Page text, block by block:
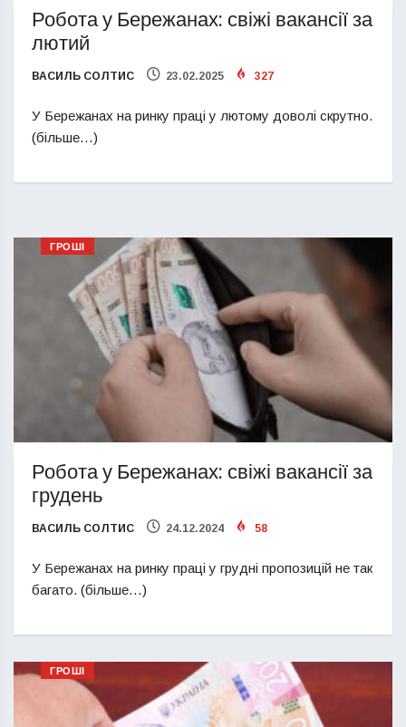
Робота у Бережанах: свіжі вакансії за
лютий
ВАСИЛЬ СОЛТИС 23.02.2025 327
У Бережанах на ринку праці у лютому доволі скрутно.
(більше…)
ГРОШІ
Робота у Бережанах: свіжі вакансії за
грудень
ВАСИЛЬ СОЛТИС 24.12.2024 58
У Бережанах на ринку праці у грудні пропозицій не так
багато. (більше…)
ГРОШІ